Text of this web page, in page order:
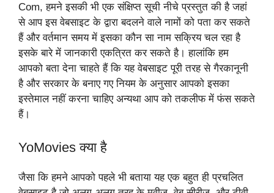
Com, हमने इसकी भी एक संक्षिप्त सूची नीचे प्रस्तुत की है जहां
से आप इस वेबसाइट के द्वारा बदलने वाले नामों को पता कर सकते
हैं और वर्तमान समय में इसका कौन सा नाम सक्रिय चल रहा है
इसके बारे में जानकारी एकत्रित कर सकते है। हालांकि हम
आपको बता देना चाहते हैं कि यह वेबसाइट पूरी तरह से गैरकानूनी
है और सरकार के बनाए गए नियम के अनुसार आपको इसका
इस्तेमाल नहीं करना चाहिए अन्यथा आप को तकलीफ में फंस सकते
हैं।
YoMovies क्या है
जैसा कि हमने आपको पहले भी बताया यह एक बहुत ही प्रचलित